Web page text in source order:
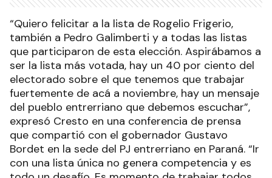
“Quiero felicitar a la lista de Rogelio Frigerio,
también a Pedro Galimberti y a todas las listas
que participaron de esta elección. Aspirábamos a
ser la lista más votada, hay un 40 por ciento del
electorado sobre el que tenemos que trabajar
fuertemente de acá a noviembre, hay un mensaje
del pueblo entrerriano que debemos escuchar”,
expresó Cresto en una conferencia de prensa
que compartió con el gobernador Gustavo
Bordet en la sede del PJ entrerriano en Paraná. “Ir
con una lista única no genera competencia y es